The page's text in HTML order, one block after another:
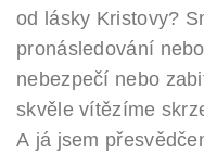
od lásky Kristovy?
pronásledování
nebezpečí nebo
skvěle vítězíme
A já jsem